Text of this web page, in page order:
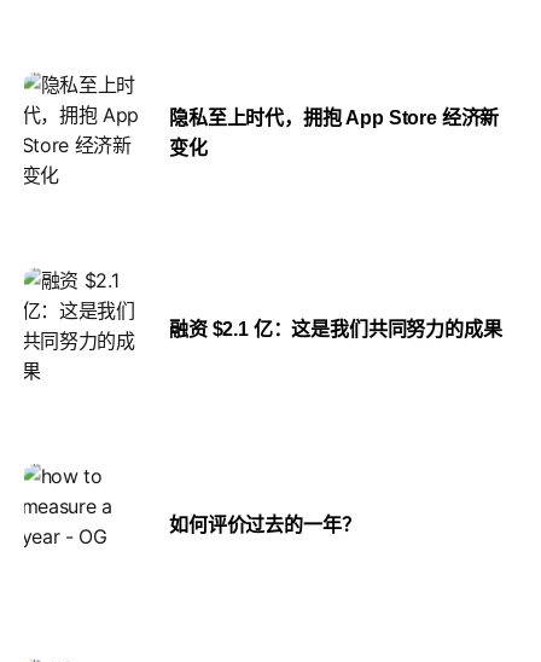
隐私至上时代，拥抱 App Store 经济新
变化
融资 $2.1 亿：这是我们共同努力的成果
如何评价过去的一年？